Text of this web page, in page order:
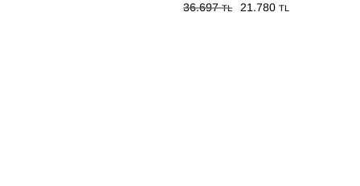
36.697TL 21.780 TL